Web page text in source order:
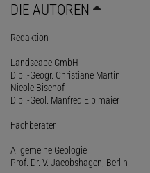
DIE AUTOREN
Redaktion
Landscape GmbH
Dipl.-Geogr. Christiane Martin
Nicole Bischof
Dipl.-Geol. Manfred Eiblmaier
Fachberater
Allgemeine Geologie
Prof. Dr. V. Jacobshagen, Berlin